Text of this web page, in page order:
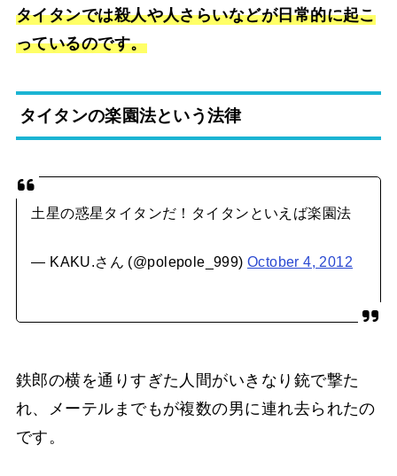
タイタンでは殺人や人さらいなどが日常的に起こ
っているのです。
タイタンの楽園法という法律
土星の惑星タイタンだ！タイタンといえば楽園法
— KAKU.さん (@polepole_999) October 4, 2012
鉄郎の横を通りすぎた人間がいきなり銃で撃た
れ、メーテルまでもが複数の男に連れ去られたの
です。